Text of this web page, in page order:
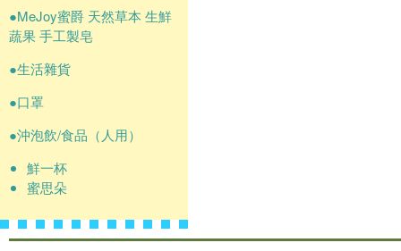
●MeJoy蜜爵 天然草本 生鮮
蔬果 手工製皂
●生活雜貨
●口罩
●沖泡飲/食品（人用）
鮮一杯
蜜思朵